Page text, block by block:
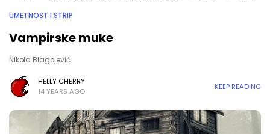
UMETNOST I STRIP
Vampirske muke
Nikola Blagojević
HELLY CHERRY
14 YEARS AGO
KEEP READING